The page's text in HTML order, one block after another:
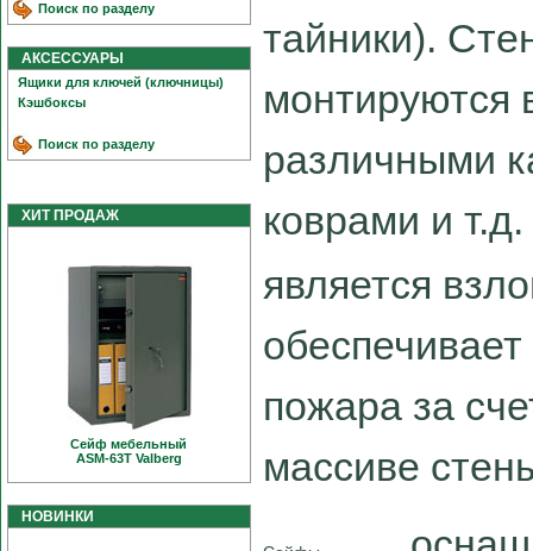
Поиск по разделу
АКСЕССУАРЫ
Ящики для ключей (ключницы)
Кэшбоксы
Поиск по разделу
ХИТ ПРОДАЖ
Сейф мебельный
ASM-63T Valberg
НОВИНКИ
тайники).
монтируются
различными
коврами и
является
пожара за
массиве